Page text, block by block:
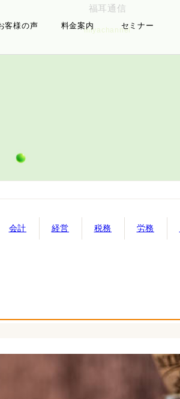
客様の声 料金案内 セミナー
福耳通信
miyachannel
会計 経営 税務 労務